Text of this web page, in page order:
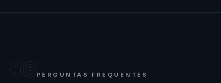
08PERGUNTAS FREQUENTES